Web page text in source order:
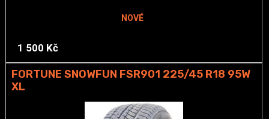
NOVÉ
1 500 Kč
FORTUNE SNOWFUN FSR901 225/45 R18 95W
XL